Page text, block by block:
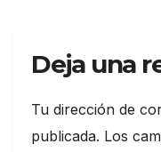
Deja una
Tu dirección de
publicada. Los